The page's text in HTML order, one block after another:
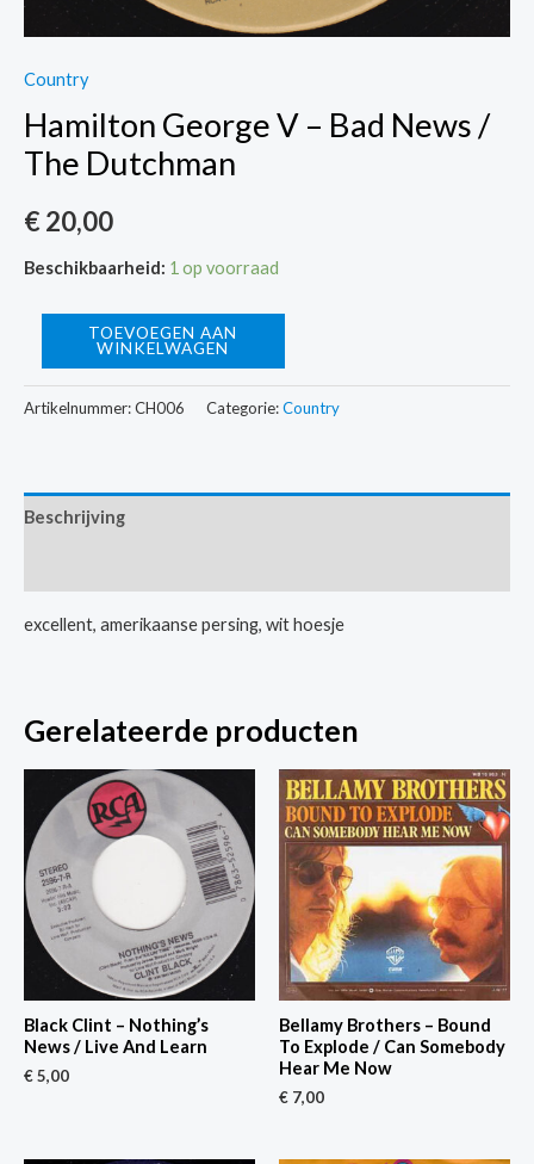
Country
Hamilton George V – Bad News /
The Dutchman
€20,00
Beschikbaarheid: 1 op voorraad
Hamilton
V
News
/
aantal
TOEVOEGEN AAN
WINKELWAGEN
Artikelnummer:CH006 Categorie:Country
Beschrijving
excellent, amerikaanse persing, wit hoesje
Gerelateerde producten
Black Clint – Nothing’s
News / Live And Learn
€5,00
Bellamy Brothers – Bound
To Explode / Can Somebody
Hear Me Now
€ 7,00